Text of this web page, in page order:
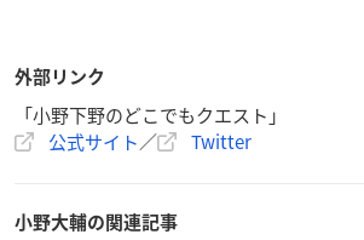
外部リンク
「小野下野のどこでもクエスト」
公式サイト／ Twitter
小野大輔の関連記事